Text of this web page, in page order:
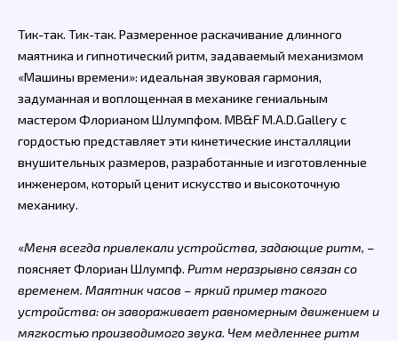
Тик-так. Тик-так. Размеренное раскачивание длинного
маятника и гипнотический ритм, задаваемый механизмом
«Машины времени»: идеальная звуковая гармония,
задуманная и воплощенная в механике гениальным
мастером Флорианом Шлумпфом. MB&F M.A.D.Gallery с
гордостью представляет эти кинетические инсталляции
внушительных размеров, разработанные и изготовленные
инженером, который ценит искусство и высокоточную
механику.
«Меня всегда привлекали устройства, задающие ритм, –
поясняет Флориан Шлумпф. Ритм неразрывно связан со
временем. Маятник часов – яркий пример такого
устройства: он завораживает равномерным движением и
мягкостью производимого звука. Чем медленнее ритм